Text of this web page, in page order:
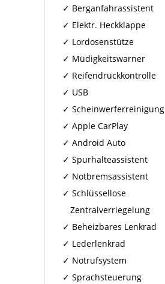
Berganfahrassistent
Elektr. Heckklappe
Lordosenstütze
Müdigkeitswarner
Reifendruckkontrolle
USB
Scheinwerferreinigung
Apple CarPlay
Android Auto
Spurhalteassistent
Notbremsassistent
Schlüssellose
Zentralverriegelung
Beheizbares Lenkrad
Lederlenkrad
Notrufsystem
Sprachsteuerung